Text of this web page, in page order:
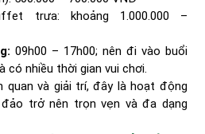
trưa: khoảng 1.000.000 –
09h00 – 17h00; nên đi vào buổi
có nhiều thời gian vui chơi.
quan và giải trí, đây là hoạt động
trở nên trọn vẹn và đa dạng